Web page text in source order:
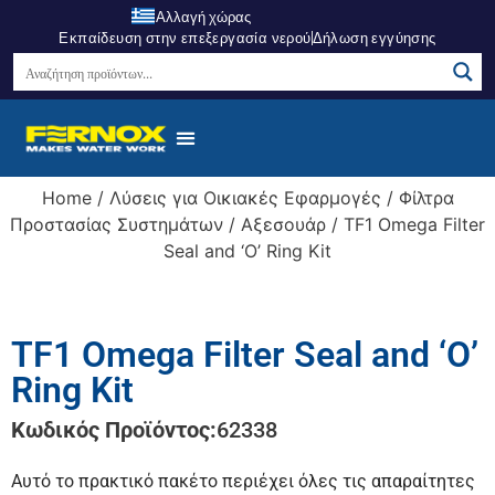
Αλλαγή χώρας
Εκπαίδευση στην επεξεργασία νερούΔήλωση εγγύησης
Home/ Λύσεις για Οικιακές Εφαρμογές / Φίλτρα
Προστασίας Συστημάτων / Αξεσουάρ / TF1 Omega Filter
Seal and ‘O’ Ring Kit
TF1 Omega Filter Seal and ‘O’
Ring Kit
Κωδικός Προϊόντος:62338
Αυτό το πρακτικό πακέτο περιέχει όλες τις απαραίτητες